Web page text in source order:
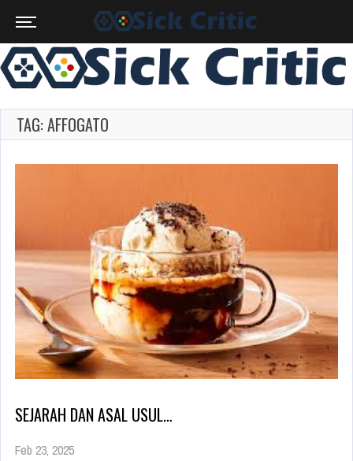
TAG: AFFOGATO
SEJARAH DAN ASAL USUL…
Feb 23, 2025